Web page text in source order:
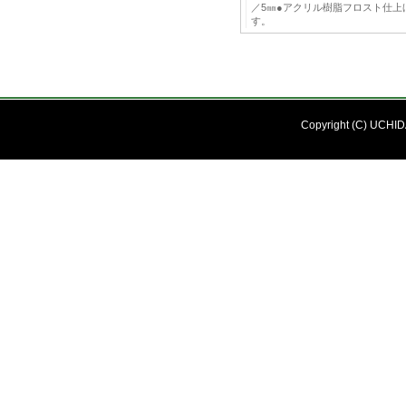
／5㎜●アクリル樹脂フロスト仕
す。
Copyright (C)